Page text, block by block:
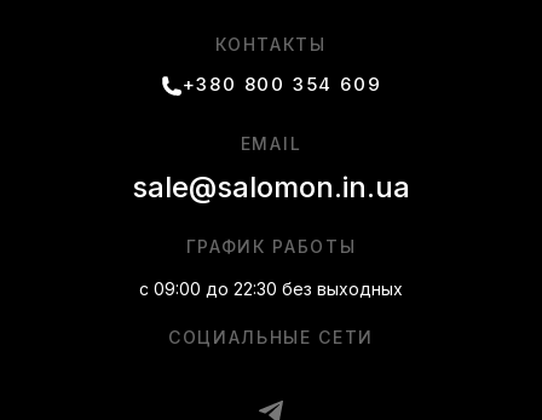
КОНТАКТЫ
+380 800 354 609
СОЦИАЛЬНЫЕ СЕТИ
ГРАФИК РАБОТЫ
с 09:00 до 22:30 без выходных
EMAIL
sale@salomon.in.ua